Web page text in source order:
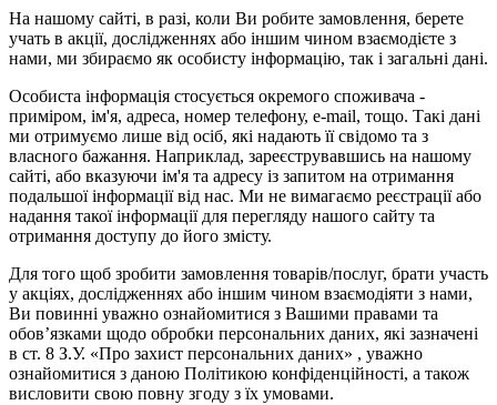
На нашому сайті, в разі, коли Ви робите замовлення, берете
учать в акції, дослідженнях або іншим чином взаємодієте з
нами, ми збираємо як особисту інформацію, так і загальні дані.
Особиста інформація стосується окремого споживача -
приміром, ім'я, адреса, номер телефону, e-mail, тощо. Такі дані
ми отримуємо лише від осіб, які надають її свідомо та з
власного бажання. Наприклад, зареєструвавшись на нашому
сайті, або вказуючи ім'я та адресу із запитом на отримання
подальшої інформації від нас. Ми не вимагаємо реєстрації або
надання такої інформації для перегляду нашого сайту та
отримання доступу до його змісту.
Для того щоб зробити замовлення товарів/послуг, брати участь
у акціях, дослідженнях або іншим чином взаємодіяти з нами,
Ви повинні уважно ознайомитися з Вашими правами та
обов’язками щодо обробки персональних даних, які зазначені
в ст. 8 З.У. «Про захист персональних даних» , уважно
ознайомитися з даною Політикою конфіденційності, а також
висловити свою повну згоду з їх умовами.